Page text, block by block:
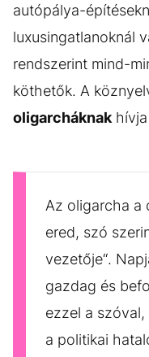
autópálya-
luxusingatlanoknál
rendszerint mind-
köthetők. A
oligarcháknak
Az oligarcha a
ered, szó
vezetője“.
gazdag és
ezzel a
a politikai